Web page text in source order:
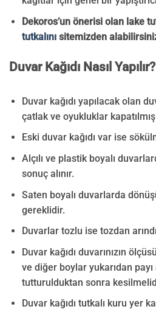
Dekoros’un önerisi olan lake
tutkalınısitemizden
Duvar Kağıdı Nasıl Yapılır?
Duvar kağıdı yapılacak olan
çatlak ve oyukluklar kapatılmış
Eski duvar kağıdı var ise
Alçılı ve plastik boyalı
sonuç alınır.
Saten boyalı duvarlarda
gereklidir.
Duvarlar tozlu ise tozdan
Duvar kağıdı duvarınızın
ve diğer boylar yukarıdan
tutturulduktan sonra
Duvar kağıdı tutkalı kuru yer